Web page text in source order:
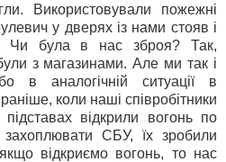
Використовували пожежні
у дверях із нами стояв і
Чи була в нас зброя? Так,
з магазинами. Але ми так і
в аналогічній ситуації в
коли наші співробітники
відкрили вогонь по
СБУ, їх зробили
відкриємо вогонь, то нас